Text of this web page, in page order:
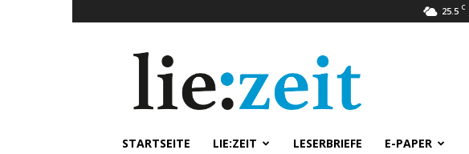
25.5 C
STARTSEITE LIE:ZEIT LESERBRIEFE E-PAPER